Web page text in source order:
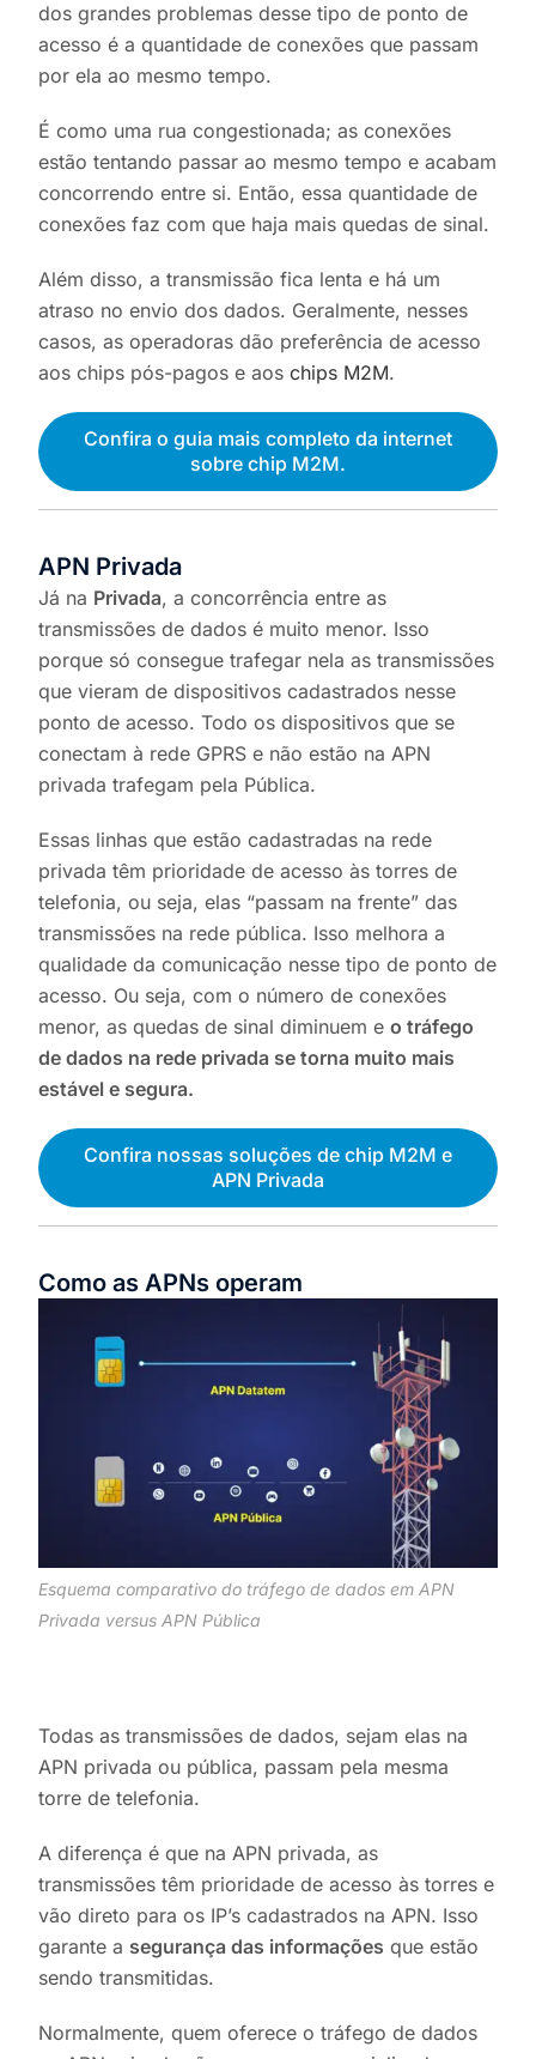
dos grandes problemas desse tipo de ponto de
acesso é a quantidade de conexões que passam
por ela ao mesmo tempo.
É como uma rua congestionada; as conexões
estão tentando passar ao mesmo tempo e acabam
concorrendo entre si. Então, essa quantidade de
conexões faz com que haja mais quedas de sinal.
Além disso, a transmissão fica lenta e há um
atraso no envio dos dados. Geralmente, nesses
casos, as operadoras dão preferência de acesso
aos chips pós-pagos e aoschips M2M.
Confira o guia mais completo da internet
sobre chip M2M.
APN Privada
Já na Privada, a concorrência entre as
transmissões de dados é muito menor. Isso
porque só consegue trafegar nela as transmissões
que vieram de dispositivos cadastrados nesse
ponto de acesso. Todo os dispositivos que se
conectam à rede GPRS e não estão na APN
privada trafegam pela Pública.
Essas linhas que estão cadastradas na rede
privada têm prioridade de acesso às torres de
telefonia, ou seja, elas “passam na frente” das
transmissões na rede pública. Isso melhora a
qualidade da comunicação nesse tipo de ponto de
acesso. Ou seja, com o número de conexões
menor, as quedas de sinal diminuem eo tráfego
de dados na rede privada se torna muito mais
estável e segura.
Confira nossas soluções de chip M2M e
APN Privada
Como as APNs operam
Esquema comparativo do tráfego de dados em APN
Privada versus APN Pública
Todas as transmissões de dados, sejam elas na
APN privada ou pública, passam pela mesma
torre de telefonia.
A diferença é que na APN privada, as
transmissões têm prioridade de acesso às torres e
vão direto para os IP’s cadastrados na APN. Isso
garante a segurança das informações que estão
sendo transmitidas.
Normalmente, quem oferece o tráfego de dados